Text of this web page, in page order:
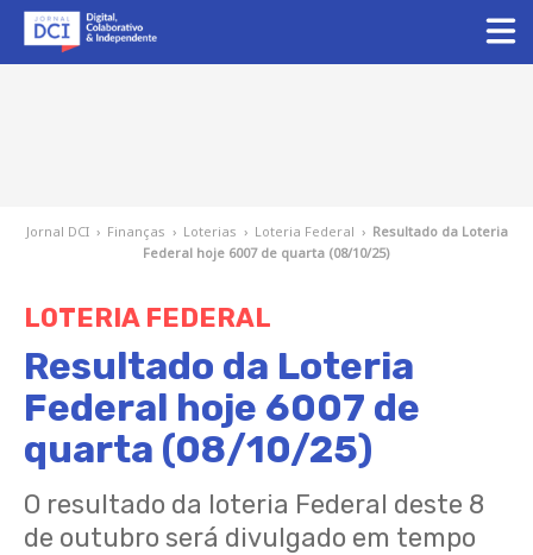
Jornal DCI › Finanças › Loterias › Loteria Federal › Resultado da Loteria
Federal hoje 6007 de quarta (08/10/25)
LOTERIA FEDERAL
Resultado da Loteria
Federal hoje 6007 de
quarta (08/10/25)
O resultado da loteria Federal deste 8
de outubro será divulgado em tempo